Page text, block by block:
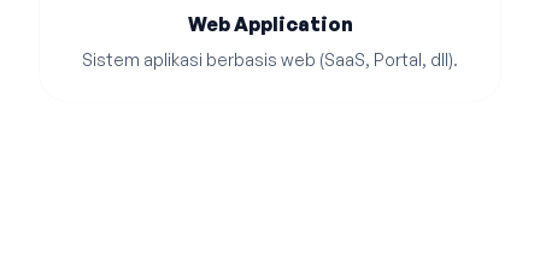
Web Application
Sistem aplikasi berbasis web (SaaS, Portal, dll).